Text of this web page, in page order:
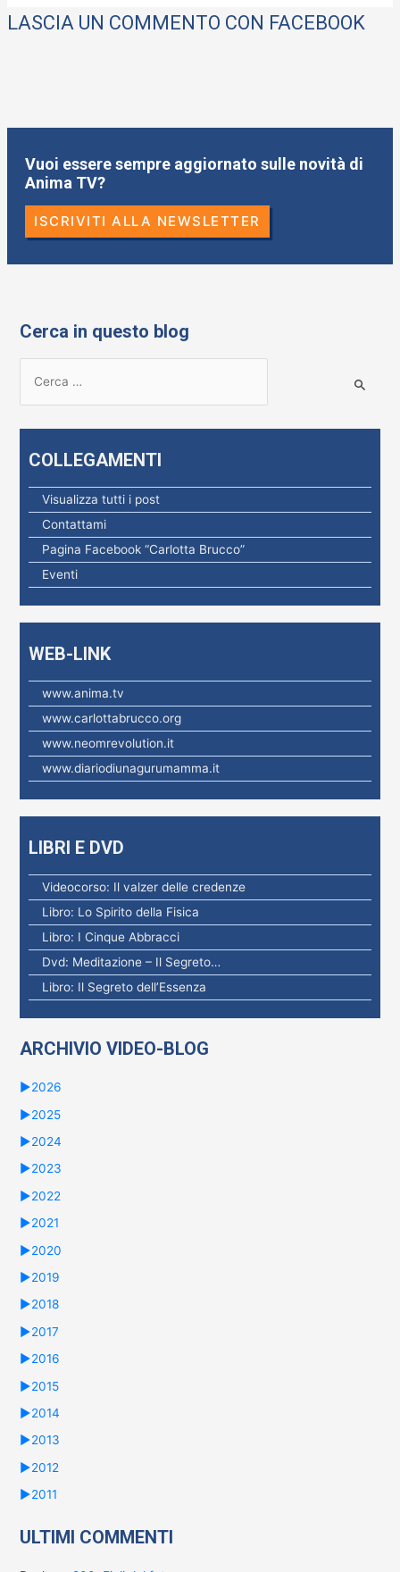
LASCIA UN COMMENTO CON FACEBOOK
Vuoi essere sempre aggiornato sulle novità di
Anima TV?
ISCRIVITI ALLA NEWSLETTER
Cerca in questo blog
:
COLLEGAMENTI
Visualizza tutti i post
Contattami
Pagina Facebook “Carlotta Brucco”
Eventi
WEB-LINK
www.anima.tv
www.carlottabrucco.org
www.neomrevolution.it
www.diariodiunagurumamma.it
LIBRI E DVD
Videocorso: Il valzer delle credenze
Libro: Lo Spirito della Fisica
Libro: I Cinque Abbracci
Dvd: Meditazione – Il Segreto…
Libro: Il Segreto dell’Essenza
ARCHIVIO VIDEO-BLOG
►2026
►2025
►2024
►2023
►2022
►2021
►2020
►2019
►2018
►2017
►2016
►2015
►2014
►2013
►2012
►2011
ULTIMI COMMENTI